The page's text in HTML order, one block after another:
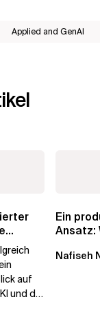
Applied and GenAI
auf
und die
Ein
Ansatz:
Nafiseh